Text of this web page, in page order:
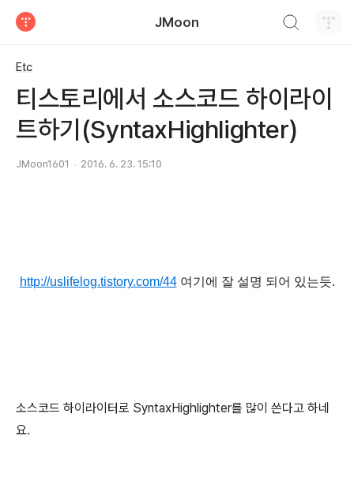
JMoon
Etc
티스토리에서 소스코드 하이라이
트하기(SyntaxHighlighter)
JMoon1601 2016. 6. 23. 15:10
http://uslifelog.tistory.com/44여기에 잘 설명 되어 있는듯.
소스코드 하이라이터로 SyntaxHighlighter를 많이 쓴다고 하네
요.